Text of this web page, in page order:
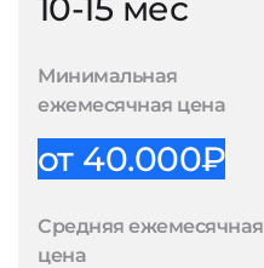
10-15 мес
Минимальная
ежемесячная цена
от 40.000₽
Средняя ежемесячная
цена